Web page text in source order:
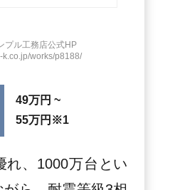
プル工務店公式HP
k.co.jp/works/p8188/
49万円 ~
55万円 ※1
れ、1000万台とい